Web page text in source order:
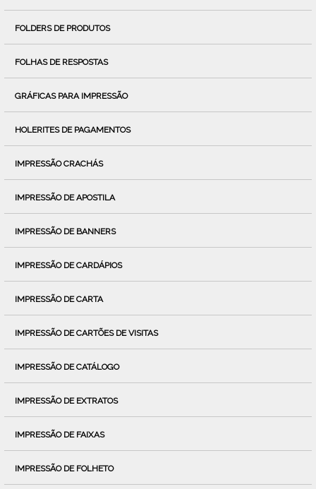
FOLDERS DE PRODUTOS
FOLHAS DE RESPOSTAS
GRÁFICAS PARA IMPRESSÃO
HOLERITES DE PAGAMENTOS
IMPRESSÃO CRACHÁS
IMPRESSÃO DE APOSTILA
IMPRESSÃO DE BANNERS
IMPRESSÃO DE CARDÁPIOS
IMPRESSÃO DE CARTA
IMPRESSÃO DE CARTÕES DE VISITAS
IMPRESSÃO DE CATÁLOGO
IMPRESSÃO DE EXTRATOS
IMPRESSÃO DE FAIXAS
IMPRESSÃO DE FOLHETO